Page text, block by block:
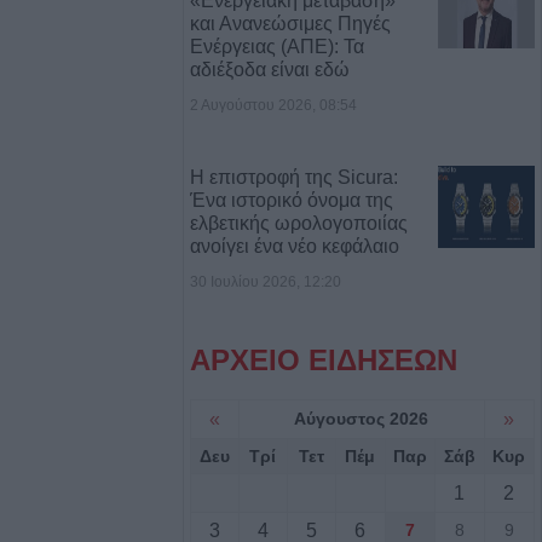
και Ανανεώσιμες Πηγές
Ενέργειας (ΑΠΕ): Τα
αδιέξοδα είναι εδώ
2 Αυγούστου 2026, 08:54
Η επιστροφή της Sicura:
Ένα ιστορικό όνομα της
ελβετικής ωρολογοποιίας
ανοίγει ένα νέο κεφάλαιο
30 Ιουλίου 2026, 12:20
ΑΡΧΕΙΟ ΕΙΔΗΣΕΩΝ
« Αύγουστος 2026 »
Δευ Τρί Τετ Πέμ Παρ Σάβ Κυρ
1
2
3
4 5 6 7 8
9